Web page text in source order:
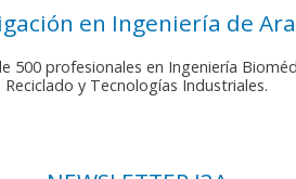
en Ingeniería de
profesionales en Ingeniería
Reciclado y Tecnologías Industriales.